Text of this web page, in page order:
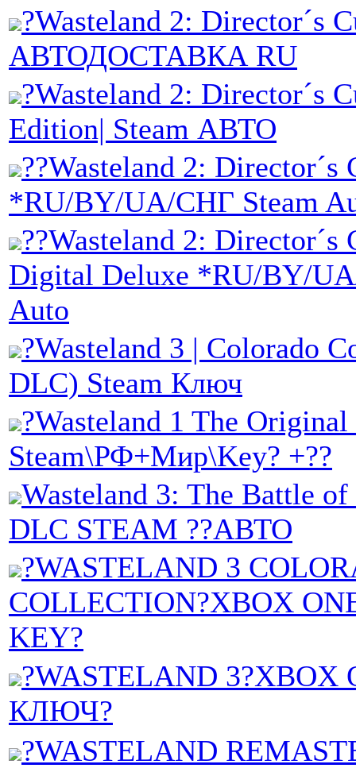
?Wasteland 2: Director´s
АВТОДОСТАВКА RU
?Wasteland 2: Director´s
Edition| Steam АВТО
??Wasteland 2: Director´s
*RU/BY/UA/СНГ Steam
??Wasteland 2:
Digital Deluxe *RU/BY/
Auto
?Wasteland 3 | Colorado
DLC) Steam Ключ
?Wasteland 1 The Original
Steam\РФ+Мир\Key? +??
Wasteland 3: The Battle
DLC STEAM ??АВТО
?WASTELAND 3
COLLECTION?XBOX
KEY?
?WASTELAND 3?XBOX
КЛЮЧ?
?WASTELAND